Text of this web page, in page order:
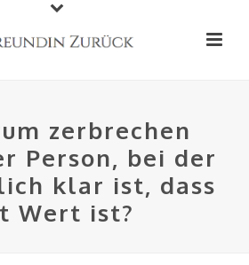
zerbrechen
Person, bei der
klar ist, dass
Wert ist?